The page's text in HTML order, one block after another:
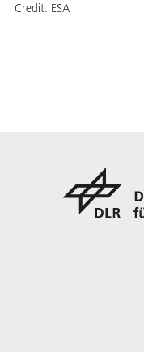
Credit: ESA